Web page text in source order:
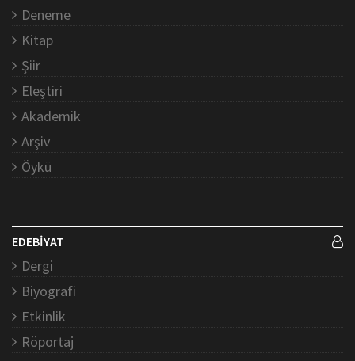
Deneme
Kitap
Şiir
Eleştiri
Akademik
Arşiv
Öykü
EDEBİYAT
Dergi
Biyografi
Etkinlik
Röportaj